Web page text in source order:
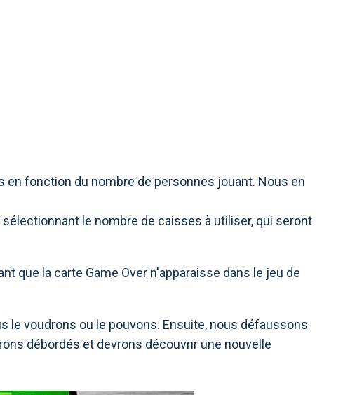
fonction du nombre de personnes jouant. Nous en
le nombre de caisses à utiliser, qui seront
que la carte Game Over n'apparaisse dans le jeu de
le voudrons ou le pouvons. Ensuite, nous défaussons
débordés et devrons découvrir une nouvelle